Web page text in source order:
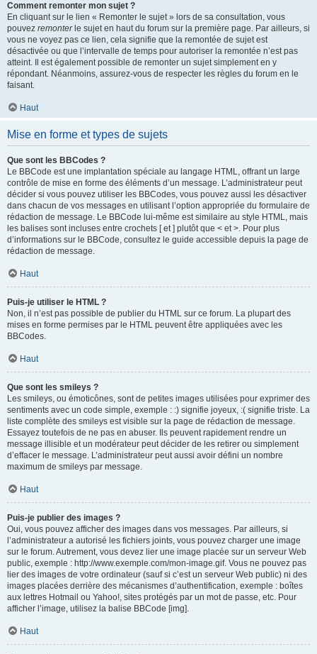
Comment remonter mon sujet ?
En cliquant sur le lien « Remonter le sujet » lors de sa consultation, vous
pouvez remonterle sujet en haut du forum sur la première page. Par ailleurs, si
vous ne voyez pas ce lien, cela signifie que la remontée de sujet est
désactivée ou que l’intervalle de temps pour autoriser la remontée n’est pas
atteint. Il est également possible de remonter un sujet simplement en y
répondant. Néanmoins, assurez-vous de respecter les règles du forum en le
faisant.
Haut
Mise en forme et types de sujets
Que sont les BBCodes ?
Le BBCode est une implantation spéciale au langage HTML, offrant un large
contrôle de mise en forme des éléments d’un message. L’administrateur peut
décider si vous pouvez utiliser les BBCodes, vous pouvez aussi les désactiver
dans chacun de vos messages en utilisant l’option appropriée du formulaire de
rédaction de message. Le BBCode lui-même est similaire au style HTML, mais
les balises sont incluses entre crochets [ et ] plutôt que < et >. Pour plus
d’informations sur le BBCode, consultez le guide accessible depuis la page de
rédaction de message.
Haut
Puis-je utiliser le HTML ?
Non, il n’est pas possible de publier du HTML sur ce forum. La plupart des
mises en forme permises par le HTML peuvent être appliquées avec les
BBCodes.
Haut
Que sont les smileys ?
Les smileys, ou émoticônes, sont de petites images utilisées pour exprimer des
sentiments avec un code simple, exemple : :) signifie joyeux, :( signifie triste. La
liste complète des smileys est visible sur la page de rédaction de message.
Essayez toutefois de ne pas en abuser. Ils peuvent rapidement rendre un
message illisible et un modérateur peut décider de les retirer ou simplement
d’effacer le message. L’administrateur peut aussi avoir défini un nombre
maximum de smileys par message.
Haut
Puis-je publier des images ?
Oui, vous pouvez afficher des images dans vos messages. Par ailleurs, si
l’administrateur a autorisé les fichiers joints, vous pouvez charger une image
sur le forum. Autrement, vous devez lier une image placée sur un serveur Web
public, exemple : http://www.exemple.com/mon-image.gif. Vous ne pouvez pas
lier des images de votre ordinateur (sauf si c’est un serveur Web public) ni des
images placées derrière des mécanismes d’authentification, exemple : boîtes
aux lettres Hotmail ou Yahoo!, sites protégés par un mot de passe, etc. Pour
afficher l’image, utilisez la balise BBCode [img].
Haut